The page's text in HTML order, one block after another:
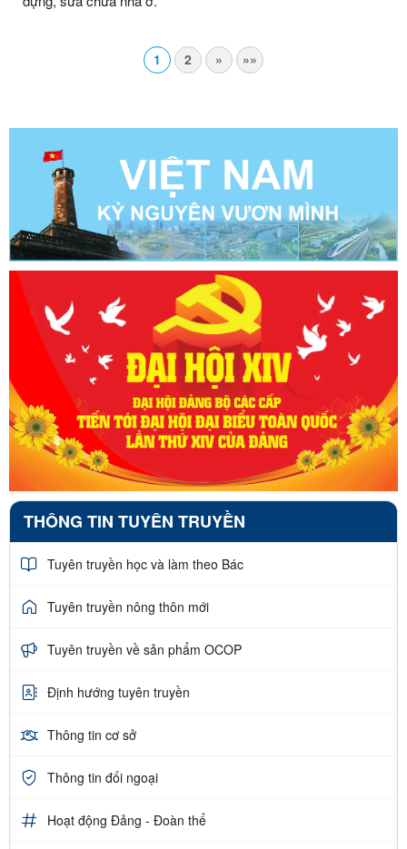
1 2 » »»
THÔNG TIN TUYÊN TRUYỀN
Tuyên truyền học và làm theo Bác
Tuyên truyền nông thôn mới
Tuyên truyền về sản phẩm OCOP
Định hướng tuyên truyền
Thông tin cơ sở
Thông tin đối ngoại
Hoạt động Đảng - Đoàn thể